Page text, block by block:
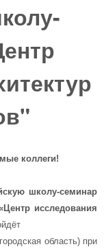
школу-семинар
исследования
область) при